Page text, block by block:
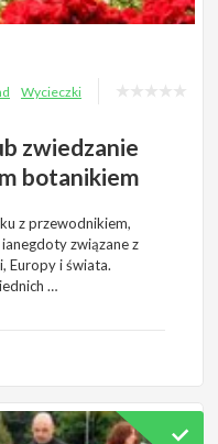
Wycieczki
zwiedzanie
botanikiem
z przewodnikiem,
związane z
Europy i świata.
…